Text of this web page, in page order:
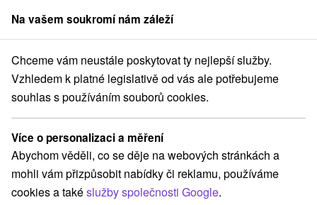
člen skupinySorger
v lázních Stredné Slovensko Banskobystrický kraj
Pobyty v lázních Brusno
Kategorie
Všechny kategorie
Pobyty v akci(9)
Wellness pobyty(6) Víkendové pobyty(5)
Na vašem soukromí nám záleží
Chceme vám neustále poskytovat ty nejlepší služby.
Vzhledem k platné legislativě od vás ale potřebujeme
souhlas s používáním souborů cookies.
Více o personalizaci a měření
Abychom věděli, co se děje na webových stránkách a
mohli vám přizpůsobit nabídky či reklamu, používáme
cookies a takéslužby společnosti Google.